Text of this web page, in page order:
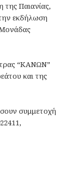
της Παιανίας,
εκδήλωση
Μονάδας
“ΚΑΝΩΝ”
και της
συμμετοχή